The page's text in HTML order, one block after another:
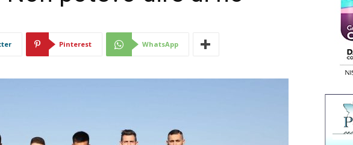
Pinterest WhatsApp